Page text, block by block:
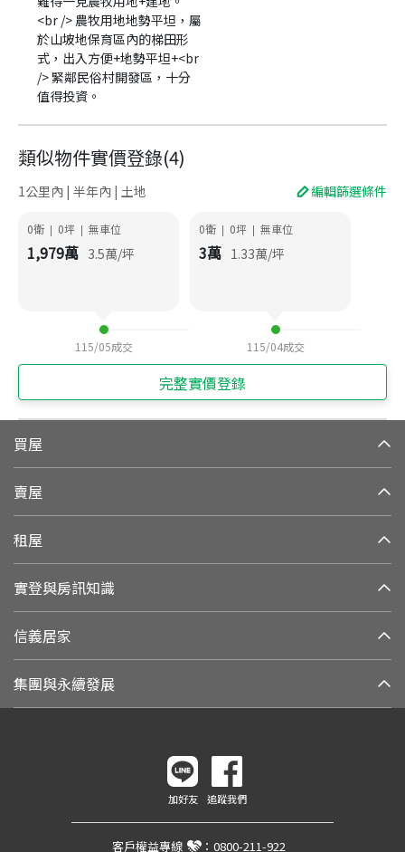
<br /> 農牧用地地勢平坦，屬
於山坡地保育區內的梯田形
式，出入方便+地勢平坦+<br
/> 緊鄰民俗村開發區，十分
值得投資。
類似物件實價登錄(4)
1公里內 | 半年內 | 土地 編輯篩選條件
0衛 | 0坪 | 無車位
1,979萬 3.5萬/坪
115/05成交
0衛 | 0坪 | 無車位
3萬 1.33萬/坪
115/04成交
完整實價登錄
買屋
賣屋
租屋
實登與房訊知識
信義居家
集團與永續發展
加好友 追蹤我們
客戶權益專線 ： 0800-211-922